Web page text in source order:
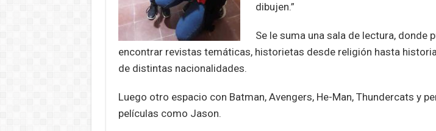
dibujen.”
Se le suma una sala de lectura, donde
encontrar revistas temáticas, historietas desde religión hasta
de distintas nacionalidades.
Luego otro espacio con Batman, Avengers, He-Man, Thundercats y
películas como Jason.